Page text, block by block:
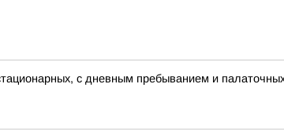
с дневным пребыванием и